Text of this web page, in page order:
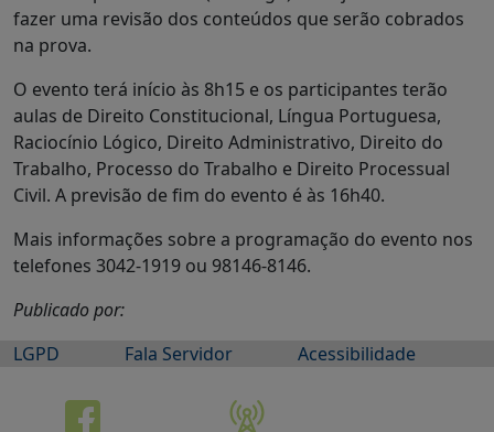
fazer uma revisão dos conteúdos que serão cobrados
na prova.
O evento terá início às 8h15 e os participantes terão
aulas de Direito Constitucional, Língua Portuguesa,
Raciocínio Lógico, Direito Administrativo, Direito do
Trabalho, Processo do Trabalho e Direito Processual
Civil. A previsão de fim do evento é às 16h40.
Mais informações sobre a programação do evento nos
telefones 3042-1919 ou 98146-8146.
Publicado por:
LGPD
Fala Servidor Acessibilidade